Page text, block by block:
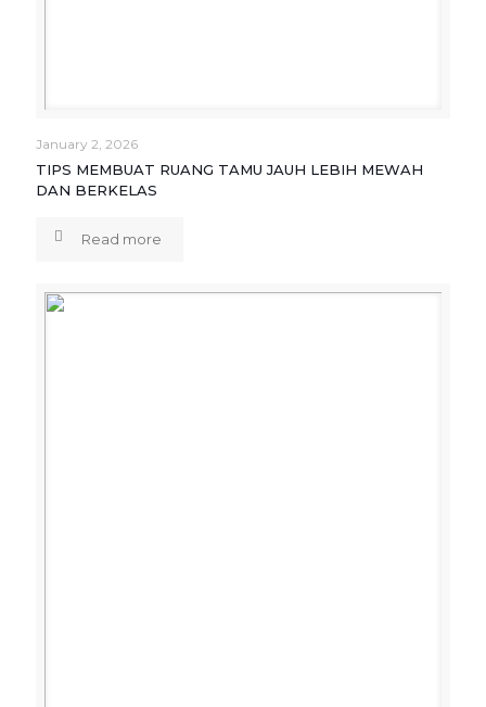
January 2, 2026
TIPS MEMBUAT RUANG TAMU JAUH LEBIH MEWAH
DAN BERKELAS
Read more